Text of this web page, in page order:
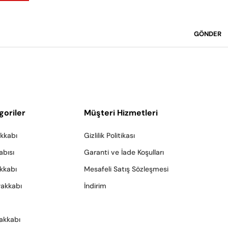
GÖNDER
Müşteri Hizmetleri
Gizlilik Politikası
Garanti ve İade Koşulları
Mesafeli Satış Sözleşmesi
İndirim